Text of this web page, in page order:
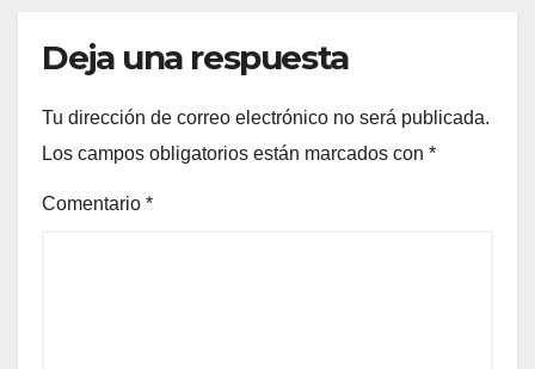
Deja una respuesta
Tu dirección de correo electrónico no será publicada.
Los campos obligatorios están marcados con *
Comentario *